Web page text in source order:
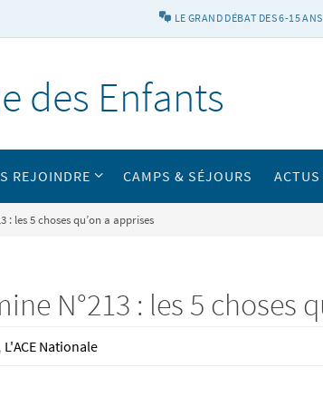
LE GRAND DÉBAT DES 6-15 ANS
des Enfants
REJOINDRE CAMPS & SÉJOURS ACTUS
: les 5 choses qu’on a apprises
N°213 : les 5 choses
L'ACE Nationale